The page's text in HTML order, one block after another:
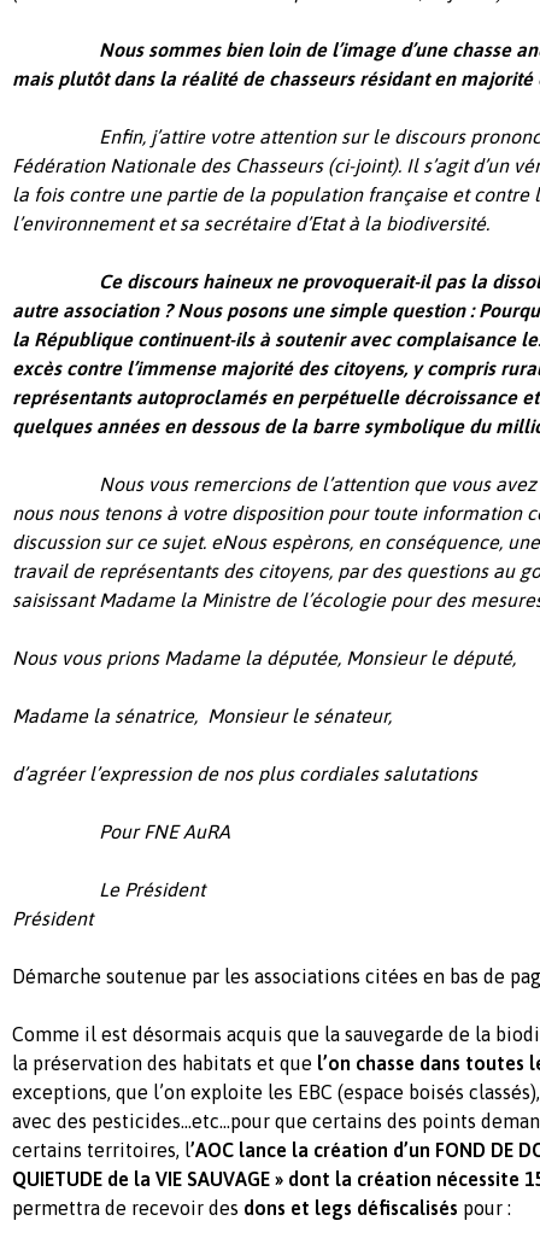
Nous sommes bien loin de l’image d’une chasse
mais plutôt dans la réalité de chasseurs résidant en majorité
Enfin, j’attire votre attention sur le discours
Fédération Nationale des Chasseurs (ci-joint). Il s’agit d’un
la fois contre une partie de la population française et contre
l’environnement et sa secrétaire d’Etat à la biodiversité.
Ce discours haineux ne provoquerait-il pas la
autre association ? Nous posons une simple question :
la République continuent-ils à soutenir avec complaisance
excès contre l’immense majorité des citoyens, y compris
représentants autoproclamés en perpétuelle décroissance
quelques années en dessous de la barre symbolique du
Nous vous remercions de l’attention que vous
nous nous tenons à votre disposition pour toute information
discussion sur ce sujet. eNous espèrons, en conséquence,
travail de représentants des citoyens, par des questions au
saisissant Madame la Ministre de l’écologie pour des
Nous vous prions Madame la députée, Monsieur le député,
Madame la sénatrice, Monsieur le sénateur,
d’agréer l’expression de nos plus cordiales salutations
Pour FNE AuRA
Le Président
Président
Démarche soutenue par les associations citées en bas de
Comme il est désormais acquis que la sauvegarde de la
la préservation des habitats et que l’on chasse dans toutes
exceptions, que l’on exploite les EBC (espace boisés
avec des pesticides…etc…pour que certains des points
certains territoires, l’AOC lance la création d’un FOND DE
QUIETUDE de la VIE SAUVAGE » dont la création nécessite
permettra de recevoir des dons et legs défiscalisés pour :